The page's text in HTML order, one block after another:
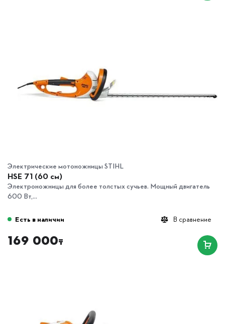
Электрические мотоножницы STIHL
HSE 71 (60 см)
Электроножницы для более толстых сучьев. Мощный двигатель
600 Вт,...
В сравнение
Есть в наличии
169 000₸